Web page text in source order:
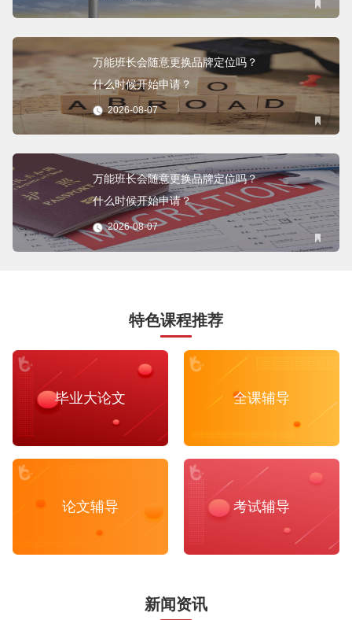
万能班长会随意更换品牌定位吗？
什么时候开始申请？
2026-08-07
万能班长会随意更换品牌定位吗？
什么时候开始申请？
2026-08-07
特色课程推荐
毕业大论文 全课辅导
论文辅导 考试辅导
新闻资讯